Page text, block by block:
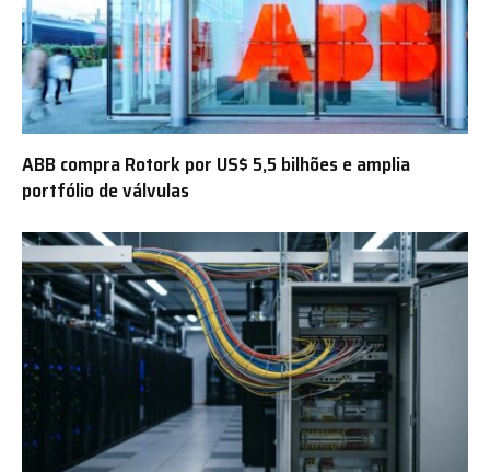
ABB compra Rotork por US$ 5,5 bilhões e amplia
portfólio de válvulas